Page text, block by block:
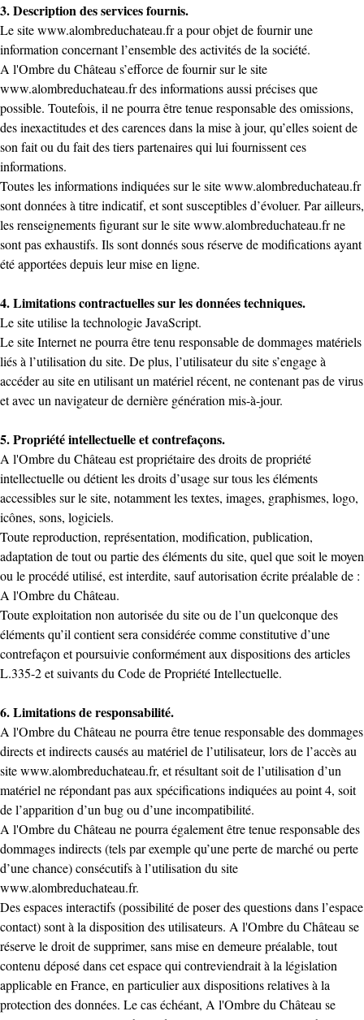
3. Description des services fournis.
Le sitewww.alombreduchateau.fra pour objet de fournir une
information concernant l’ensemble des activités de la société.
A l'Ombre du Château s’efforce de fournir sur le site
www.alombreduchateau.frdes informations aussi précises que
possible. Toutefois, il ne pourra être tenue responsable des omissions,
des inexactitudes et des carences dans la mise à jour, qu’elles soient de
son fait ou du fait des tiers partenaires qui lui fournissent ces
informations.
Toutes les informations indiquées sur le sitewww.alombreduchateau.fr
sont données à titre indicatif, et sont susceptibles d’évoluer. Par ailleurs,
les renseignements figurant sur le sitewww.alombreduchateau.frne
sont pas exhaustifs. Ils sont donnés sous réserve de modifications ayant
été apportées depuis leur mise en ligne.
4. Limitations contractuelles sur les données techniques.
Le site utilise la technologie JavaScript.
Le site Internet ne pourra être tenu responsable de dommages matériels
liés à l’utilisation du site. De plus, l’utilisateur du site s’engage à
accéder au site en utilisant un matériel récent, ne contenant pas de virus
et avec un navigateur de dernière génération mis-à-jour.
5. Propriété intellectuelle et contrefaçons.
A l'Ombre du Château est propriétaire des droits de propriété
intellectuelle ou détient les droits d’usage sur tous les éléments
accessibles sur le site, notamment les textes, images, graphismes, logo,
icônes, sons, logiciels.
Toute reproduction, représentation, modification, publication,
adaptation de tout ou partie des éléments du site, quel que soit le moyen
ou le procédé utilisé, est interdite, sauf autorisation écrite préalable de :
A l'Ombre du Château.
Toute exploitation non autorisée du site ou de l’un quelconque des
éléments qu’il contient sera considérée comme constitutive d’une
contrefaçon et poursuivie conformément aux dispositions des articles
L.335-2 et suivants du Code de Propriété Intellectuelle.
6. Limitations de responsabilité.
A l'Ombre du Château ne pourra être tenue responsable des dommages
directs et indirects causés au matériel de l’utilisateur, lors de l’accès au
sitewww.alombreduchateau.fr, et résultant soit de l’utilisation d’un
matériel ne répondant pas aux spécifications indiquées au point 4, soit
de l’apparition d’un bug ou d’une incompatibilité.
A l'Ombre du Château ne pourra également être tenue responsable des
dommages indirects (tels par exemple qu’une perte de marché ou perte
d’une chance) consécutifs à l’utilisation du site
www.alombreduchateau.fr.
Des espaces interactifs (possibilité de poser des questions dans l’espace
contact) sont à la disposition des utilisateurs. A l'Ombre du Château se
réserve le droit de supprimer, sans mise en demeure préalable, tout
contenu déposé dans cet espace qui contreviendrait à la législation
applicable en France, en particulier aux dispositions relatives à la
protection des données. Le cas échéant, A l'Ombre du Château se